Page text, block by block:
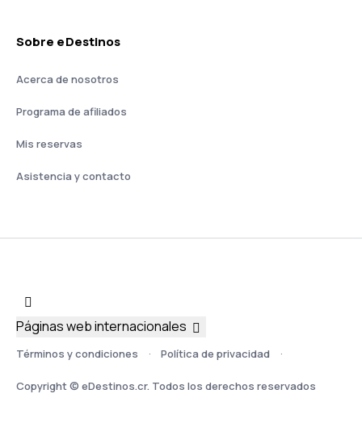
Sobre eDestinos
Acerca de nosotros
Programa de afiliados
Mis reservas
Asistencia y contacto
Términos y condiciones Política de privacidad
Copyright © eDestinos.cr. Todos los derechos reservados
Páginas web internacionales